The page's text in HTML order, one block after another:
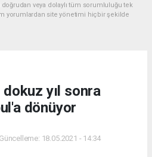
veya dolaylı tüm sorumluluğu tek
yorumlardan site yönetimi hiçbir şekilde
yıl sonra
dönüyor
18.05.2021 - 14:34